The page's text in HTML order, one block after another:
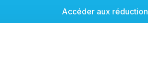
Accéder aux